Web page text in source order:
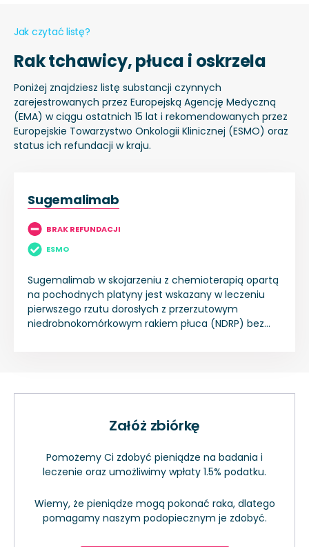
Rak tchawicy, płuca i oskrzela
Jak czytać listę?
Poniżej znajdziesz listę substancji czynnych
zarejestrowanych przez Europejską Agencję Medyczną
(EMA) w ciągu ostatnich 15 lat i rekomendowanych przez
Europejskie Towarzystwo Onkologii Klinicznej (ESMO) oraz
status ich refundacji w kraju.
Sugemalimab
Sugemalimab w skojarzeniu z chemioterapią opartą
na pochodnych platyny jest wskazany w leczeniu
pierwszego rzutu dorosłych z przerzutowym
niedrobnokomórkowym rakiem płuca (NDRP) bez
BRAK REFUNDACJI
ESMO
Załóż zbiórkę
Pomożemy Ci zdobyć pieniądze na badania i
leczenie oraz umożliwimy wpłaty 1.5% podatku.
Wiemy, że pieniądze mogą pokonać raka, dlatego
pomagamy naszym podopiecznym je zdobyć.